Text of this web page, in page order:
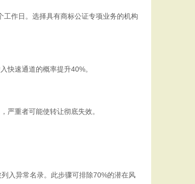
作日。选择具有商标公证专项业务的机构
快速通道的概率提升40%。
严重者可能使转让彻底失效。
入异常名录。此步骤可排除70%的潜在风